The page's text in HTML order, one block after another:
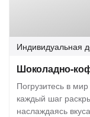
Индивидуальная
Шоколадно-
Погрузитесь в
каждый шаг
наслаждаясь